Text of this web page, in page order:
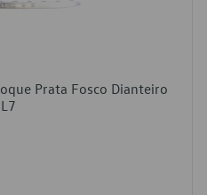
Prata Fosco Dianteiro